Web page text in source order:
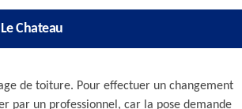
Chateau
de toiture. Pour effectuer un changement
par un professionnel, car la pose demande